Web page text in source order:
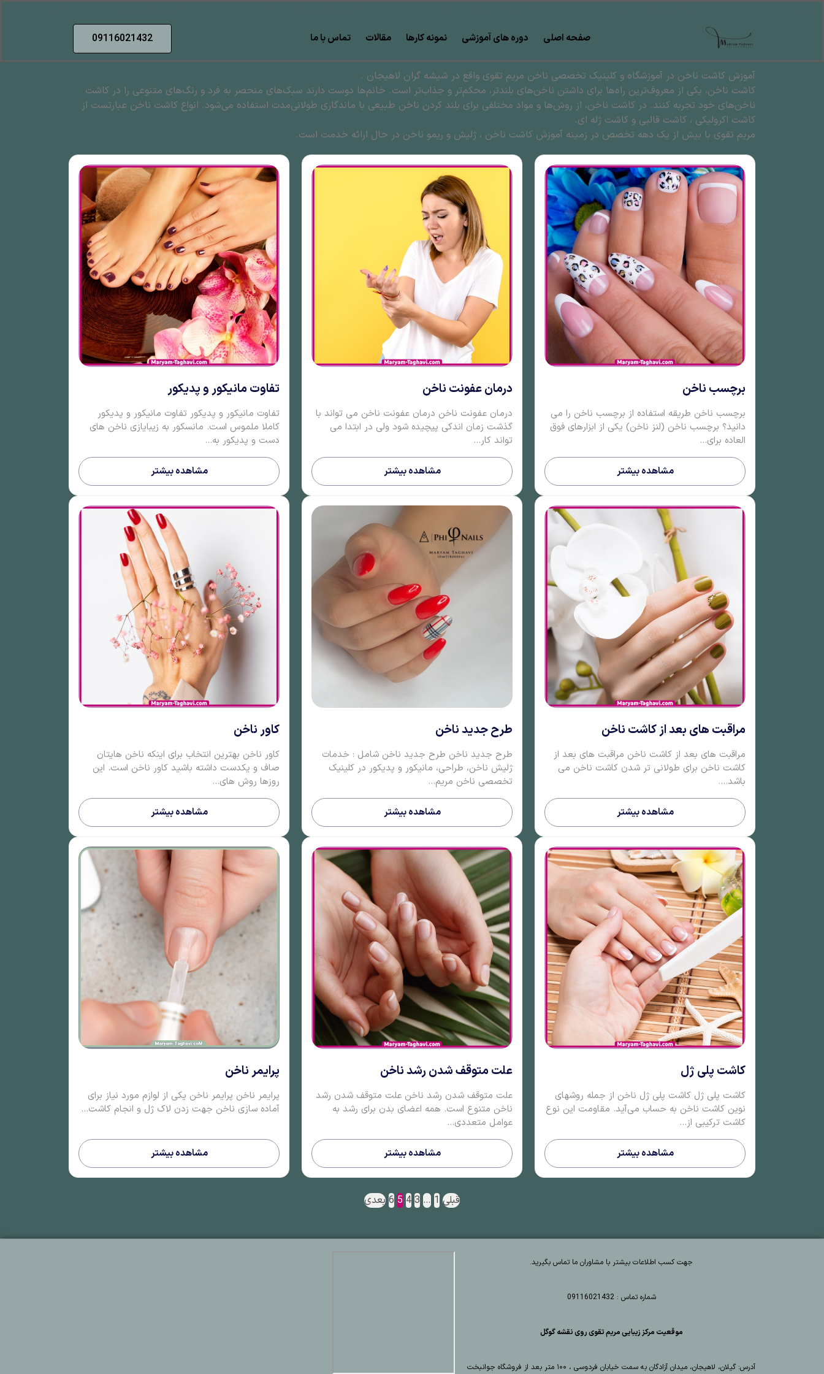
صفحه اصلی دوره های آموزشی نمونه کارها مقالات تماس با ما 09116021432
آموزش کاشت ناخن در آموزشگاه و کلینیک تخصصی ناخن مریم تقوی واقع در شیشه گران لاهیجان .
کاشت ناخن، یکی از معروف‌ترین راه‌ها برای داشتن ناخن‌های بلندتر، محکم‌تر و جذاب‌تر است. خانم‌ها دوست دارند سبک‌های منحصر به‌ فرد و رنگ‌های متنوعی را در کاشت
ناخن‌های خود تجربه کنند. در کاشت ناخن، از روش‌ها و مواد مختلفی برای بلند کردن ناخن طبیعی با ماندگاری طولانی‌مدت استفاده می‌شود. انواع کاشت ناخن عبارتست از
کاشت اکرولیکی ، کاشت قالبی و کاشت ژله ای.
مریم تقوی با بیش از یک دهه تخصص در زمینه آموزش کاشت ناخن ، ژلیش و ریمو ناخن در حال ارائه خدمت است.
برچسب ناخن
برچسب ناخن طریقه استفاده از برچسب ناخن را می
دانید؟ برچسب ناخن (لنز ناخن) یکی از ابزارهای فوق
العاده برای...
مشاهده بیشتر
درمان عفونت ناخن
درمان عفونت ناخن درمان عفونت ناخن می تواند با
گذشت زمان اندکی پیچیده شود ولی در ابتدا می
تواند کار...
مشاهده بیشتر
تفاوت مانیکور و پدیکور
تفاوت مانیکور و پدیکور تفاوت مانیکور و پدیکور
کاملا ملموس است. مانسکور به زیبایازی ناخن های
دست و پدیکور به...
مشاهده بیشتر
مراقبت های بعد از کاشت ناخن
مراقبت های بعد از کاشت ناخن مراقبت های بعد از
کاشت ناخن برای طولانی تر شدن کاشت ناخن می
باشد....
مشاهده بیشتر
طرح جدید ناخن
طرح جدید ناخن طرح جدید ناخن شامل : خدمات
ژلیش ناخن، طراحی، مانیکور و پدیکور در کلینیک
تخصصی ناخن مریم...
مشاهده بیشتر
کاور ناخن
کاور ناخن بهترین انتخاب برای اینکه ناخن هایتان
صاف و یکدست داشته باشید کاور ناخن است. این
روزها روش های...
مشاهده بیشتر
کاشت پلی ژل
کاشت پلی ژل کاشت پلی ژل ناخن از جمله روشهای
نوین کاشت ناخن به حساب می‌آید. مقاومت این نوع
کاشت ترکیبی از...
مشاهده بیشتر
علت متوقف شدن رشد ناخن
علت متوقف شدن رشد ناخن علت متوقف شدن رشد
ناخن متنوع است. همه اعضای بدن برای رشد به
عوامل متعددی...
مشاهده بیشتر
پرایمر ناخن
پرایمر ناخن پرایمر ناخن یکی از لوازم مورد نیاز برای
آماده سازی ناخن جهت زدن لاک ژل و انجام کاشت...
مشاهده بیشتر
قبلی 1
…
3
4
5
6 بعدی
جهت کسب اطلاعات بیشتر با مشاوران ما تماس بگیرید.
شماره تماس : 09116021432
موقعیت مرکز زیبایی مریم تقوی روی نقشه گوگل
آدرس: گیلان، لاهیجان، میدان آزادگان به سمت خیابان فردوسی ، ۱۰۰ متر بعد از فروشگاه جوانبخت